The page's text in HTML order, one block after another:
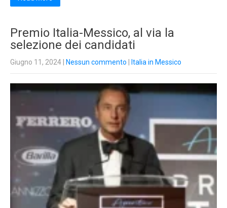
Premio Italia-Messico, al via la
selezione dei candidati
Giugno 11, 2024 Nessun commento Italia in Messico